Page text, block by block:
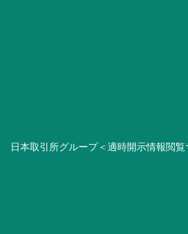
日本取引所グループ＜適時開示情報閲覧